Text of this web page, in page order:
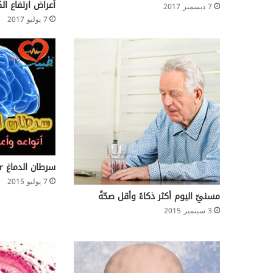
ن
ه
ا
7 ديسمبر 2017 أعراض ارتفاع
7 يوليو 2017
مسنيّ اليوم أكثر ذكاءً وأقل صحّةً
3 سبتمبر 2015
سرطان الدماغ Brain Cancer
7 يوليو 2015